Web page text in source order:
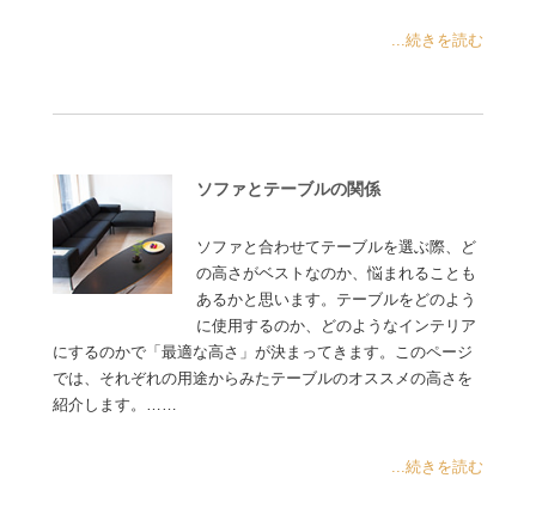
...続きを読む
ソファとテーブルの関係
ソファと合わせてテーブルを選ぶ際、ど
の高さがベストなのか、悩まれることも
あるかと思います。テーブルをどのよう
に使用するのか、どのようなインテリア
にするのかで「最適な高さ」が決まってきます。このページ
では、それぞれの用途からみたテーブルのオススメの高さを
紹介します。……
...続きを読む